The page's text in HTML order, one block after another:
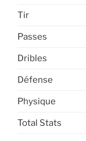
Tir
Passes
Dribles
Défense
Physique
Total Stats